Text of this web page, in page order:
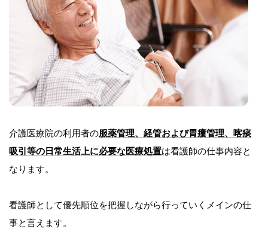
介護医療院の利用者の服薬管理、経管および胃瘻管理、喀痰
吸引等の日常生活上に必要な医療処置は看護師の仕事内容と
なります。
看護師として優先順位を把握しながら行っていくメインの仕
事と言えます。